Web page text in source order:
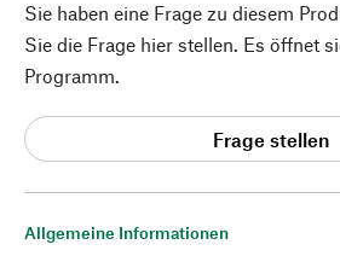
Allgemeine Informationen
Sie haben eine Frage zu diesem
Sie die Frage hier stellen. Es öffnet
Programm.
Frage stellen